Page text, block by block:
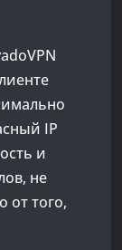
IP
и
не
от того,